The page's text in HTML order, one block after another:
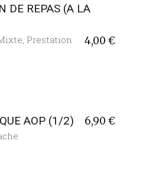
DE REPAS (A LA
4,00 €
Prestation
AOP (1/2) 6,90 €